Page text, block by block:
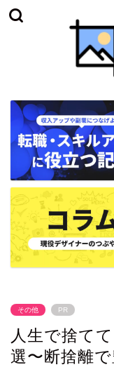
その他 PR
人生で捨て
選〜断捨離